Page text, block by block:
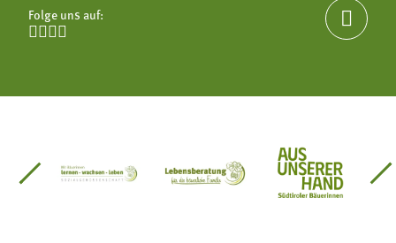
Folge uns auf:


Südtirol
Gärtnervereinigung
Sozialgenossenschaft Mit Bäuerinnen lernen -
Lebensberatung für dieAus unserer